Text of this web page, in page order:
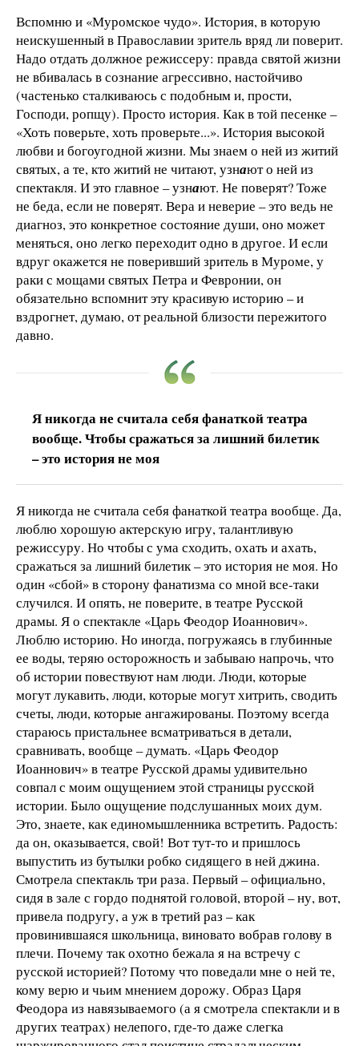
Вспомню и «Муромское чудо». История, в которую
неискушенный в Православии зритель вряд ли поверит.
Надо отдать должное режиссеру: правда святой жизни
не вбивалась в сознание агрессивно, настойчиво
(частенько сталкиваюсь с подобным и, прости,
Господи, ропщу). Просто история. Как в той песенке –
«Хоть поверьте, хоть проверьте...». История высокой
любви и богоугодной жизни. Мы знаем о ней из житий
святых, а те, кто житий не читают, узнают о ней из
спектакля. И это главное – узнают. Не поверят? Тоже
не беда, если не поверят. Вера и неверие – это ведь не
диагноз, это конкретное состояние души, оно может
меняться, оно легко переходит одно в другое. И если
вдруг окажется не поверивший зритель в Муроме, у
раки с мощами святых Петра и Февронии, он
обязательно вспомнит эту красивую историю – и
вздрогнет, думаю, от реальной близости пережитого
давно.
Я никогда не считала себя фанаткой театра
вообще. Чтобы сражаться за лишний билетик
– это история не моя
Я никогда не считала себя фанаткой театра вообще. Да,
люблю хорошую актерскую игру, талантливую
режиссуру. Но чтобы с ума сходить, охать и ахать,
сражаться за лишний билетик – это история не моя. Но
один «сбой» в сторону фанатизма со мной все-таки
случился. И опять, не поверите, в театре Русской
драмы. Я о спектакле «Царь Феодор Иоаннович».
Люблю историю. Но иногда, погружаясь в глубинные
ее воды, теряю осторожность и забываю напрочь, что
об истории повествуют нам люди. Люди, которые
могут лукавить, люди, которые могут хитрить, сводить
счеты, люди, которые ангажированы. Поэтому всегда
стараюсь пристальнее всматриваться в детали,
сравнивать, вообще – думать. «Царь Феодор
Иоаннович» в театре Русской драмы удивительно
совпал с моим ощущением этой страницы русской
истории. Было ощущение подслушанных моих дум.
Это, знаете, как единомышленника встретить. Радость:
да он, оказывается, свой! Вот тут-то и пришлось
выпустить из бутылки робко сидящего в ней джина.
Смотрела спектакль три раза. Первый – официально,
сидя в зале с гордо поднятой головой, второй – ну, вот,
привела подругу, а уж в третий раз – как
провинившаяся школьница, виновато вобрав голову в
плечи. Почему так охотно бежала я на встречу с
русской историей? Потому что поведали мне о ней те,
кому верю и чьим мнением дорожу. Образ Царя
Феодора из навязываемого (а я смотрела спектакли и в
других театрах) нелепого, где-то даже слегка